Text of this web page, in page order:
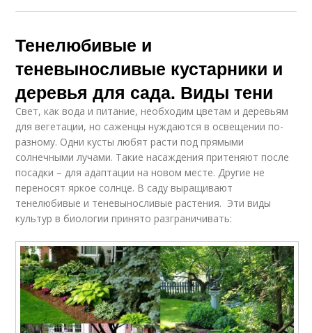
Тенелюбивые и
теневыносливые кустарники и
деревья для сада. Виды тени
Свет, как вода и питание, необходим цветам и деревьям
для вегетации, но саженцы нуждаются в освещении по-
разному. Одни кусты любят расти под прямыми
солнечными лучами. Такие насаждения притеняют после
посадки – для адаптации на новом месте. Другие не
переносят яркое солнце. В саду выращивают
тенелюбивые и теневыносливые растения. Эти виды
культур в биологии принято разграничивать: